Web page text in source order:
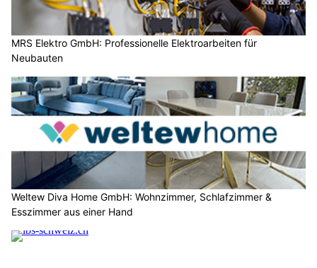
MRS Elektro GmbH: Professionelle Elektroarbeiten für
Neubauten
Weltew Diva Home GmbH: Wohnzimmer, Schlafzimmer &
Esszimmer aus einer Hand